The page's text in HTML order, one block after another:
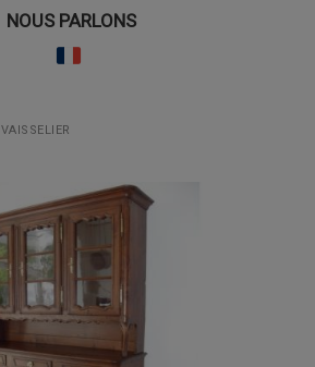
NOUS PARLONS
VAISSELIER